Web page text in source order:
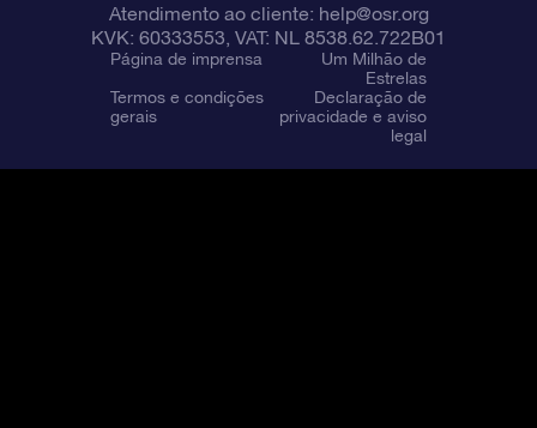
Atendimento ao cliente: help@osr.org
KVK: 60333553, VAT: NL 8538.62.722B01
Página de imprensa
Um Milhão de
Estrelas
Termos e condições
gerais
Declaração de
privacidade e aviso
legal